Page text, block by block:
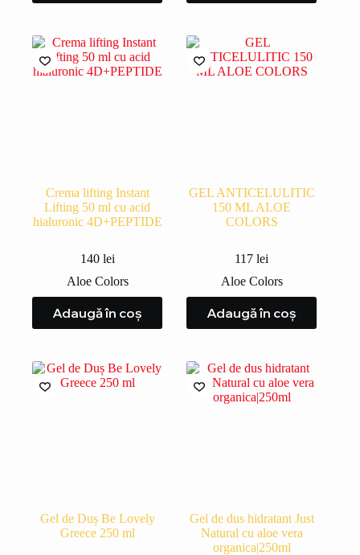
Crema lifting Instant
Lifting 50 ml cu acid
hialuronic 4D+PEPTIDE
140 lei
Aloe Colors
Adaugă în coș
GEL ANTICELULITIC
150 ML ALOE
COLORS
117lei
Aloe Colors
Adaugă în coș
Gel de Duș Be Lovely
Greece 250 ml
Gel de dus hidratant Just
Natural cu aloe vera
organica|250ml